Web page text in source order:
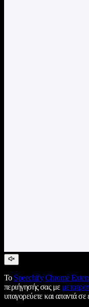
Το Speechify Chrome
περιήγησής σας με
υπαγορεύετε και απαντά σε